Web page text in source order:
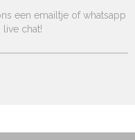
een emailtje of whatsapp
live chat!